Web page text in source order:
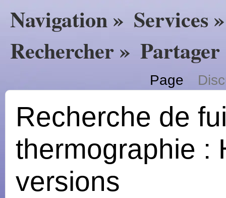
Navigation » Services »
Rechercher » Partager
Page
Recherche de
thermographie :
versions